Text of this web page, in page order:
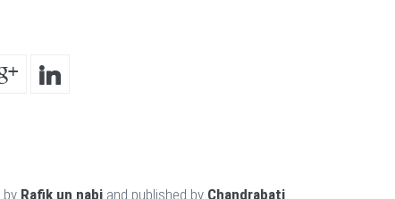
Rafik un nabi and published by Chandrabati